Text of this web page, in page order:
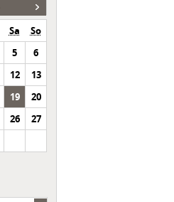
Sa
So
5
6
12
13
19
20
26
27